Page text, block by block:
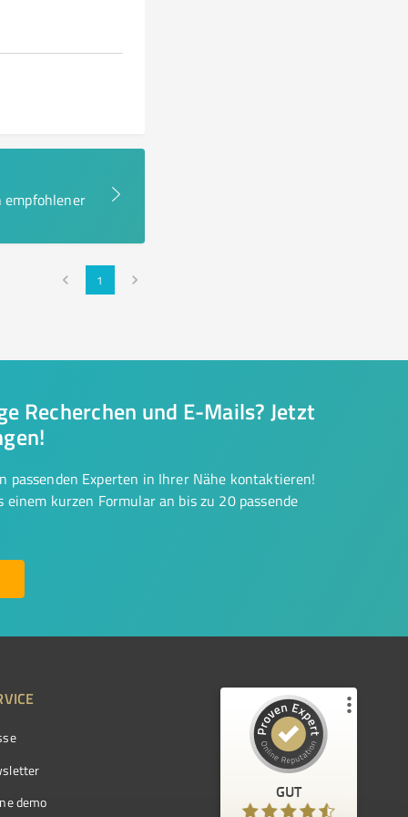
empfohlener
1
Recherchen und E-Mails? Jetzt
passenden Experten in Ihrer Nähe kontaktieren!
kurzen Formular an bis zu 20 passende
demo
GUT
Kundenbewertungen und Erfahrungen zu
ProvenExpert.com
97
%